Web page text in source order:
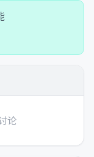
评论
一模一样。五
件： 1.
论